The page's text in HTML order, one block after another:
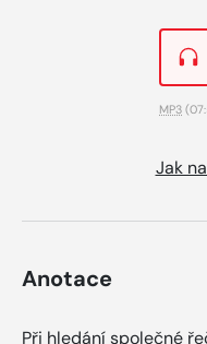
MP3
Jak
Anotace
Při hledání společné